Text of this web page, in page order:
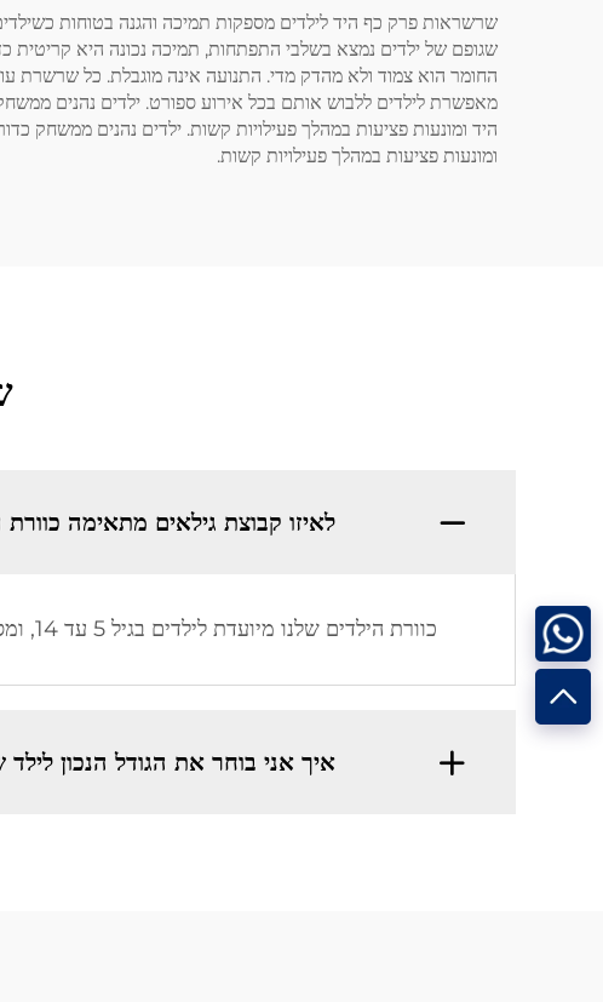
שרשראות פרק כף היד לילדים מספקות תמיכה והגנה בטוחות
שגופם של ילדים נמצא בשלבי התפתחות, תמיכה נכונה היא קריטית
החומר הוא צמוד ולא מהדק מדי. התנועה אינה מוגבלת. כל שרשרת
מאפשרת לילדים ללבוש אותם בכל אירוע ספורט. ילדים נהנים
היד ומונעות פציעות במהלך פעילויות קשות. ילדים נהנים
ומונעות פציעות במהלך פעילויות קשות.
לאיזו קבוצת גילאים מתאימה כוורת
כוורת הילדים שלנו מיועדת לילדים בגיל 5 עד 14, ומספקת תמיכה מתאימה לגוף המתרבה שלהם.
איך אני בוחר את הגודל הנכון לילד